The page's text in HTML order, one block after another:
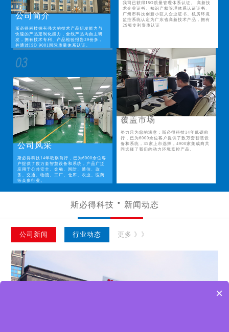
公司简介
斯必得科技拥有强大的技术产品研发能力与
快速的产品定制化能力，全线产品均自主研
发，拥有技术专利、产品检验报告29份多，
并通过ISO 9001国际质量体系认证。
我司已获得ISO质量管理体系认证、 高新技
术企业证书、知识产权管理体系认证证书、
广州市科技创新小巨人企业证书、机房环境
监控系统认定为广东省高新技术产品，拥有
29项专利资质认证
公司风采
斯必得科技14年砥砺前行，已为6000余位客
户提供了数万套智慧设备和系统，产品广泛
应用于公共安全、金融、国防、通信、政
务、交通、物流、工厂、仓库、农业、医药
等众多行业。
覆盖市场
努力只为您的满意；斯必得科技14年砥砺前
行，已为6000余位客户提供了数万套智慧设
备和系统，35家上市选择，4900家集成商共
同选择了我们的动力环境监控产品。
斯必得科技 新闻动态
公司新闻 行业动态 更多 》》
×